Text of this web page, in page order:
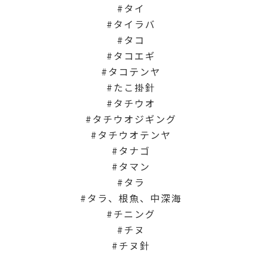
タイ
タイラバ
タコ
タコエギ
タコテンヤ
たこ掛針
タチウオ
タチウオジギング
タチウオテンヤ
タナゴ
タマン
タラ
タラ、根魚、中深海
チニング
チヌ
チヌ針